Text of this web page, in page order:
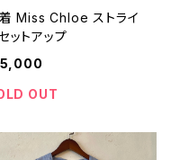
Miss Chloe ストライ
ットアップ
OUT